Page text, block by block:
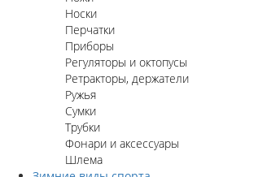
Носки
Перчатки
Приборы
Регуляторы и октопусы
Ретракторы, держатели
Ружья
Сумки
Трубки
Фонари и аксессуары
Шлема